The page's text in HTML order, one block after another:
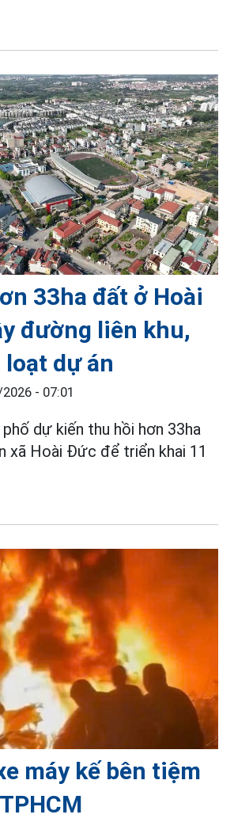
33ha đất ở Hoài
đường liên khu,
dự án
- 07:01
phố dự kiến thu hồi hơn 33ha
xã Hoài Đức để triển khai 11
máy kế bên tiệm